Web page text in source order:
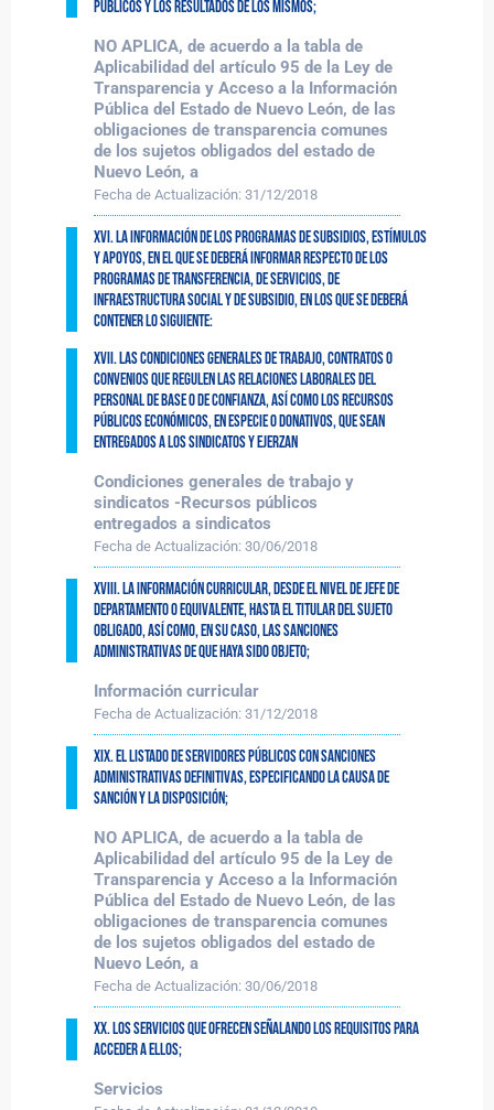
públicos y los resultados de los mismos;
NO APLICA, de acuerdo a la tabla de
Aplicabilidad del artículo 95 de la Ley de
Transparencia y Acceso a la Información
Pública del Estado de Nuevo León, de las
obligaciones de transparencia comunes
de los sujetos obligados del estado de
Nuevo León, a
Fecha de Actualización: 31/12/2018
XVI. La información de los programas de subsidios, estímulos
y apoyos, en el que se deberá informar respecto de los
programas de transferencia, de servicios, de
infraestructura social y de subsidio, en los que se deberá
contener lo siguiente:
XVII. Las condiciones generales de trabajo, contratos o
convenios que regulen las relaciones laborales del
personal de base o de confianza, así como los recursos
públicos económicos, en especie o donativos, que sean
entregados a los sindicatos y ejerzan
Condiciones generales de trabajo y
sindicatos -Recursos públicos
entregados a sindicatos
Fecha de Actualización: 30/06/2018
XVIII. La información curricular, desde el nivel de jefe de
departamento o equivalente, hasta el titular del sujeto
obligado, así como, en su caso, las sanciones
administrativas de que haya sido objeto;
Información curricular
Fecha de Actualización: 31/12/2018
XIX. El listado de Servidores Públicos con sanciones
administrativas definitivas, especificando la causa de
sanción y la disposición;
NO APLICA, de acuerdo a la tabla de
Aplicabilidad del artículo 95 de la Ley de
Transparencia y Acceso a la Información
Pública del Estado de Nuevo León, de las
obligaciones de transparencia comunes
de los sujetos obligados del estado de
Nuevo León, a
Fecha de Actualización: 30/06/2018
XX. Los servicios que ofrecen señalando los requisitos para
acceder a ellos;
Servicios